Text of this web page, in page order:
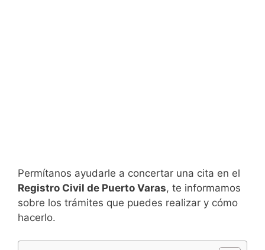
Permítanos ayudarle a concertar una cita en el
Registro Civil de Puerto Varas, te informamos
sobre los trámites que puedes realizar y cómo
hacerlo.